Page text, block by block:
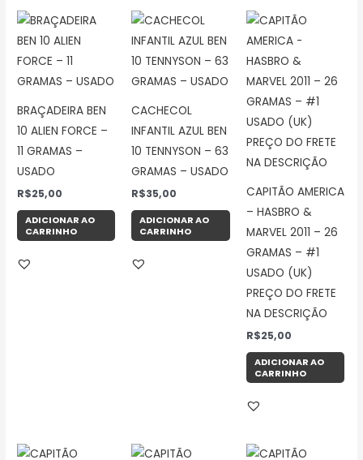
BRAÇADEIRA BEN
10 ALIEN FORCE –
11 GRAMAS –
USADO
R$25,00
ADICIONAR AO
CARRINHO
CACHECOL
INFANTIL AZUL BEN
10 TENNYSON – 63
GRAMAS – USADO
R$35,00
ADICIONAR AO
CARRINHO
CAPITÃO AMERICA
– HASBRO &
MARVEL 2011 – 26
GRAMAS – #1
USADO (UK)
PREÇO DO FRETE
NA DESCRIÇÃO
R$25,00
ADICIONAR AO
CARRINHO